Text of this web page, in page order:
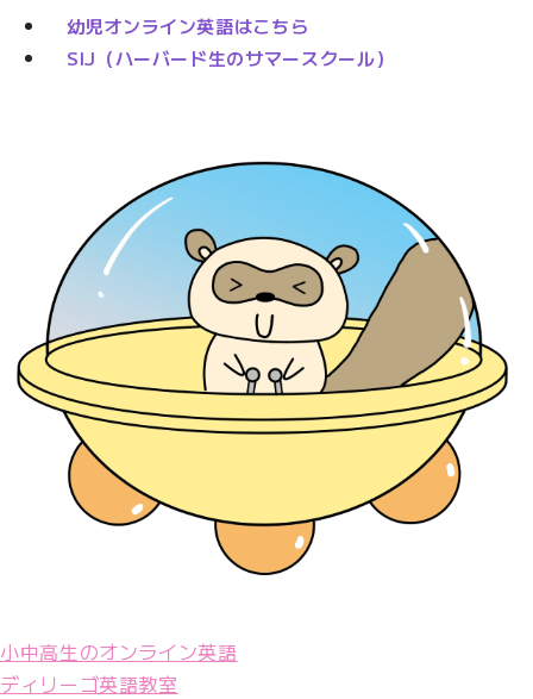
幼児オンライン英語はこちら
SIJ（ハーバード生のサマースクール）
小中高生のオンライン英語
ディリーゴ英語教室